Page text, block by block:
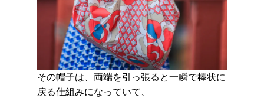
その帽子は、両端を引っ張ると一瞬で棒状に
戻る仕組みになっていて、